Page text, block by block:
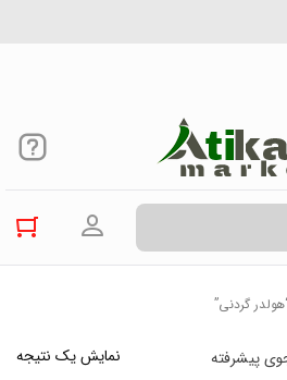
ورود به
گردنی”
نمایش یک نتیجه پیشرفته